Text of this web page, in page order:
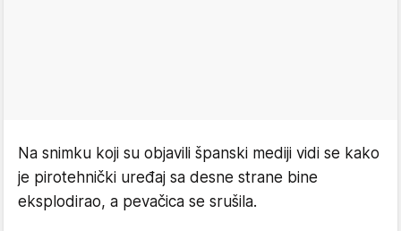
Na snimku koji su objavili španski mediji vidi se kako
je pirotehnički uređaj sa desne strane bine
eksplodirao, a pevačica se srušila.